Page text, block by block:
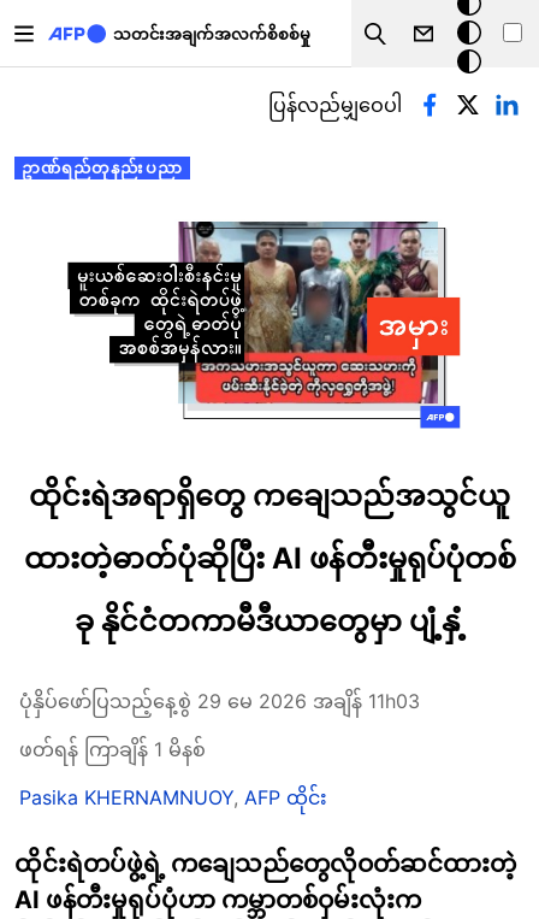
သတင်းအချက်အလက်စိစစ်မှု
Search
မှောင်
မုဒ်
ဥာဏ်ရည်တုနည်းပညာ
ပြန်လည်မျှဝေပါ
ထိုင်းရဲအရာရှိတွေ ကချေသည်အသွင်ယူ
ထားတဲ့ဓာတ်ပုံဆိုပြီး AI ဖန်တီးမှုရုပ်ပုံတစ်
ခု နိုင်ငံတကာမီဒီယာတွေမှာ ပျံ့နှံ့
ပုံနှိပ်ဖော်ပြသည့်နေ့စွဲ 29 မေ 2026 အချိန် 11h03
ဖတ်ရန် ကြာချိန် 1 မိနစ်
Pasika KHERNAMNUOY, AFP ထိုင်း
ထိုင်းရဲတပ်ဖွဲ့ရဲ့ ကချေသည်တွေလိုဝတ်ဆင်ထားတဲ့
AI ဖန်တီးမှုရုပ်ပုံဟာ ကမ္ဘာတစ်ဝှမ်းလုံးက